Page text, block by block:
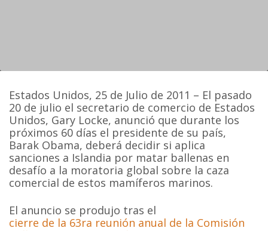
Estados Unidos, 25 de Julio de 2011 – El pasado
20 de julio el secretario de comercio de Estados
Unidos, Gary Locke, anunció que durante los
próximos 60 días el presidente de su país,
Barak Obama, deberá decidir si aplica
sanciones a Islandia por matar ballenas en
desafío a la moratoria global sobre la caza
comercial de estos mamíferos marinos.
El anuncio se produjo tras el
cierre de la 63ra reunión anual de la Comisión